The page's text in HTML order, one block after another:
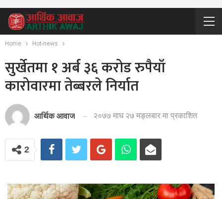
Home Hot-news
सुर्खेतमा १ अर्ब ३६ करोड रुपैयाँ
कारोवारमा तेब्बरले निर्यात
आर्थिक आवाज २०७७ माघ २७ मङ्लबार मा प्रकाशित
2